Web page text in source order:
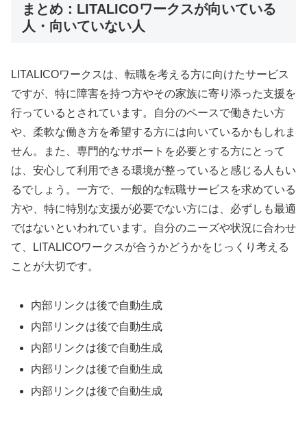
まとめ：LITALICOワークスが向いている
人・向いていない人
LITALICOワークスは、転職を考える方に向けたサービス
ですが、特に障害を持つ方やその家族に寄り添った支援を
行っているとされています。自分のペースで働きたい方
や、柔軟な働き方を希望する方には向いているかもしれま
せん。また、専門的なサポートを必要とする方にとって
は、安心して利用できる環境が整っていると感じる人もい
るでしょう。一方で、一般的な転職サービスを求めている
方や、特に特別な支援が必要でない方には、必ずしも最適
ではないといわれています。自分のニーズや状況に合わせ
て、LITALICOワークスが合うかどうかをじっくり考える
ことが大切です。
内部リンクは後で自動生成
内部リンクは後で自動生成
内部リンクは後で自動生成
内部リンクは後で自動生成
内部リンクは後で自動生成